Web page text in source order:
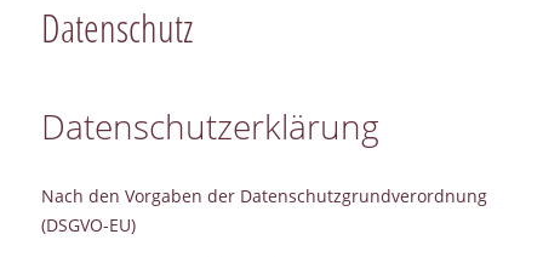
Datenschutz
Datenschutzerklärung
Nach den Vorgaben der Datenschutzgrundverordnung
(DSGVO-EU)